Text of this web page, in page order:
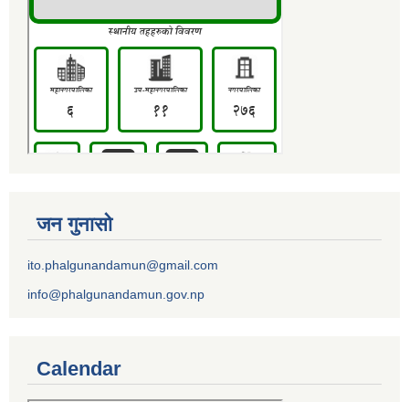
जन गुनासो
ito.phalgunandamun@gmail.com
info@phalgunandamun.gov.np
Calendar